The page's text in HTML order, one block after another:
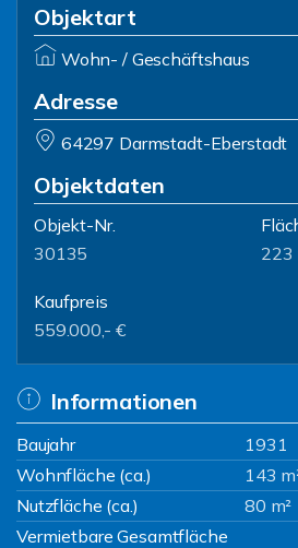
Objektart
Wohn- / Geschäftshaus
Adresse
64297 Darmstadt-Eberstadt
Objektdaten
Objekt-Nr.
30135
223
Kaufpreis
559.000,- €
Informationen
Baujahr
1931
Wohnfläche (ca.)
143
Nutzfläche (ca.)
80 m²
Vermietbare Gesamtfläche